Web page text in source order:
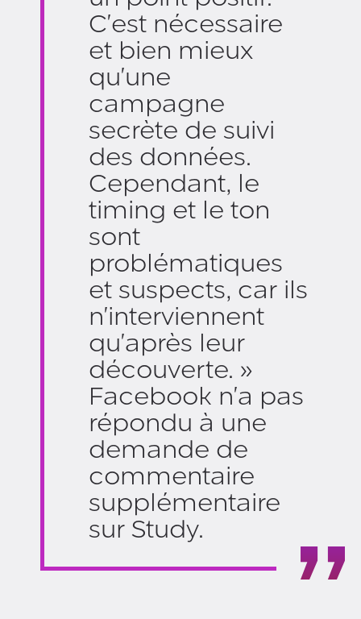
C'est nécessaire
et bien mieux
qu'une
campagne
secrète de suivi
des données.
Cependant, le
timing et le ton
sont
problématiques
et suspects, car ils
n'interviennent
qu'après leur
découverte. »
Facebook n'a pas
répondu à une
demande de
commentaire
supplémentaire
sur Study.